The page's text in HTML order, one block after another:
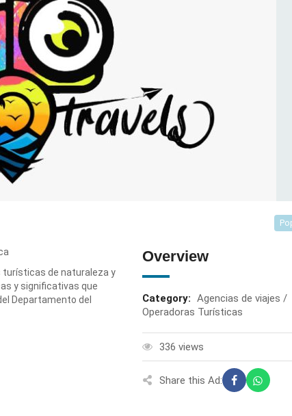
turísticas de naturaleza y
y significativas que
Departamento del
Overview
Category: Agencias de viajes /
Operadoras Turísticas
336 views
Share this Ad: